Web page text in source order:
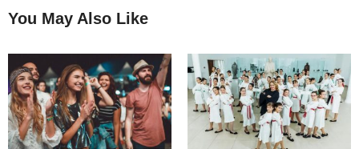
You May Also Like